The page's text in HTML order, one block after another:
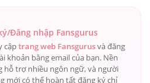
Đăng nhập Fansgurus
cậptrang web Fansgurusvà đăng
khoản bằng email của bạn. Nền
hỗ trợ nhiều ngôn ngữ, và người
mới có thể hoàn tất đăng ký chỉ